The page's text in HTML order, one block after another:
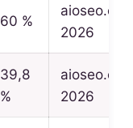
60 %
2026
39,8
%
2026